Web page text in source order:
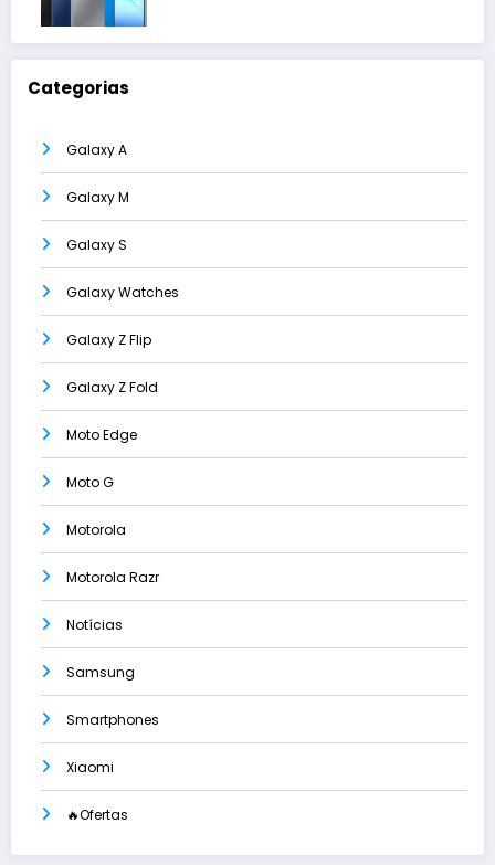
Categorias
Galaxy A
Galaxy M
Galaxy S
Galaxy Watches
Galaxy Z Flip
Galaxy Z Fold
Moto Edge
Moto G
Motorola
Motorola Razr
Notícias
Samsung
Smartphones
Xiaomi
🔥Ofertas